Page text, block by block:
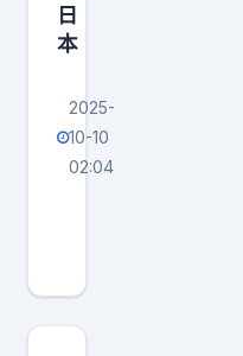
日
本
2025-
10-10
02:04
苗
怂